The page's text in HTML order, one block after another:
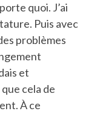
quoi. J’ai
Puis avec
problèmes
et
cela de
À ce